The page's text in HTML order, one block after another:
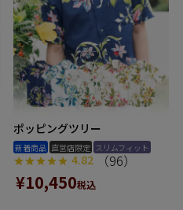
ポッピングツリー
新着商品 直営店限定 スリムフィット
4.82 （96）
¥10,450税込